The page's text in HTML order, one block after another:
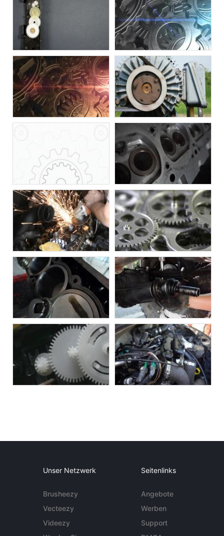
Unser Netzwerk
Brusheezy
Vecteezy
Videezy
Seitenlinks
Angebote
Werben
Support